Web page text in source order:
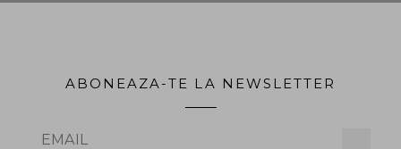
ABONEAZA-TE LA NEWSLETTER